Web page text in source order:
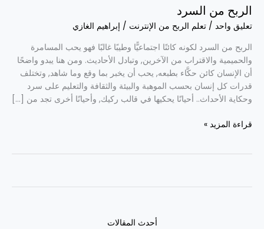
الربح من السرد
تعليق واحد / تعلم الربح من الإنترنت / إبراهيم الغازي
الربح من السرد لكونه كائنًا اجتماعيًّا وطيبًا غالبًا فهو يحب المسامرة
والحميمية والاقتراب من الآخرين, وتبادل الأحاديث. ومن هنا يبدو واضحًا
أن الإنسان كائن حكَّاء بطبعه, يحب أن يخبر بما وقع وما شاهد, وتختلف
قدرات كل إنسان بحسب الموهبة والبيئة والثقافة والتعليم على سرد
وحكاية الأحداث.. أحيانًا يحكيها في قالب ركيك, وأحيانًا أخرى تجد من […]
قراءة المزيد »
أحدث المقالات